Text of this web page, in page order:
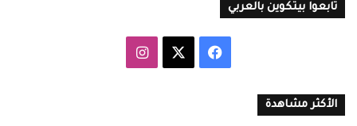
تابعوا بيتكوين بالعربي
فيسبوك انستقرام
الأكثر مشاهدة